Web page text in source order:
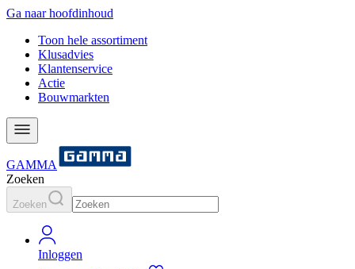
Ga naar hoofdinhoud
Toon hele assortiment
Klusadvies
Klantenservice
Actie
Bouwmarkten
GAMMA
Zoeken
Zoeken
Inloggen